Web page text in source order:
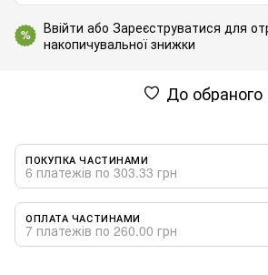
% Ввійти або Зареєструватися для
накопичувальної знижки
До обраного
ПОКУПКА ЧАСТИНАМИ
6 платежів по 303.33 грн
ОПЛАТА ЧАСТИНАМИ
7 платежів по 260.00 грн